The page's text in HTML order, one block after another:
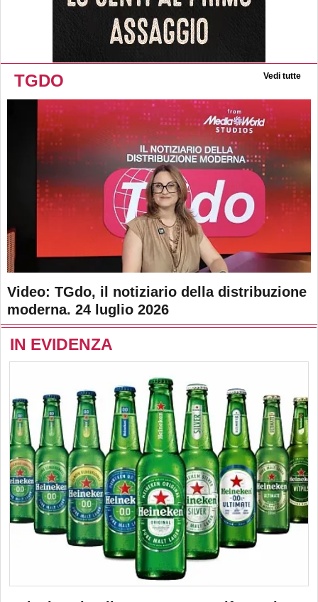
TGDO Vedi tutte
Video: TGdo, il notiziario della distribuzione
moderna. 24 luglio 2026
IN EVIDENZA